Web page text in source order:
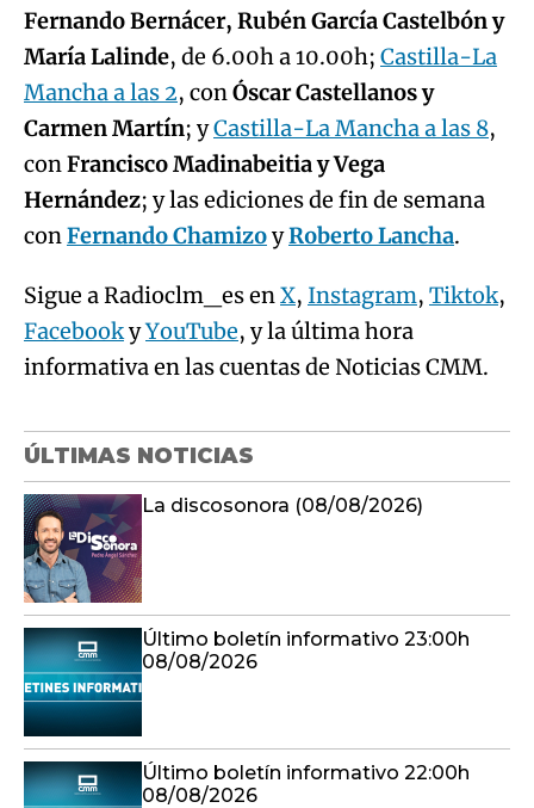
Fernando Bernácer, Rubén García Castelbón y
María Lalinde, de 6.00h a 10.00h; Castilla-La
Mancha a las 2, conÓscar Castellanos y
Carmen Martín; yCastilla-La Mancha a las 8,
conFrancisco Madinabeitia y Vega
Hernández; y las ediciones de fin de semana
conFernando ChamizoyRoberto Lancha.
Sigue a Radioclm_es enX, Instagram, Tiktok,
FacebookyYouTube, y la última hora
informativa en las cuentas de Noticias CMM.
ÚLTIMAS NOTICIAS
La discosonora (08/08/2026)
Último boletín informativo 23:00h
08/08/2026
Último boletín informativo 22:00h
08/08/2026